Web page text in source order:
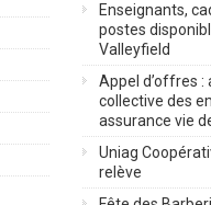
Enseignants,
postes
Valleyfield
Appel d’offres :
collective des
assurance vie
Uniag
relève